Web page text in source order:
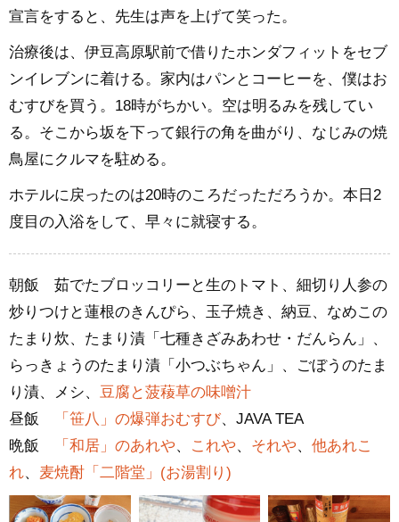
宣言をすると、先生は声を上げて笑った。
治療後は、伊豆高原駅前で借りたホンダフィットをセブ
ンイレブンに着ける。家内はパンとコーヒーを、僕はお
むすびを買う。18時がちかい。空は明るみを残してい
る。そこから坂を下って銀行の角を曲がり、なじみの焼
鳥屋にクルマを駐める。
ホテルに戻ったのは20時のころだっただろうか。本日2
度目の入浴をして、早々に就寝する。
朝飯 茹でたブロッコリーと生のトマト、細切り人参の
炒りつけと蓮根のきんぴら、玉子焼き、納豆、なめこの
たまり炊、たまり漬「七種きざみあわせ・だんらん」、
らっきょうのたまり漬「小つぶちゃん」、ごぼうのたま
り漬、メシ、 豆腐と菠薐草の味噌汁
昼飯
「笹八」の爆弾おむすび、JAVA TEA
晩飯
「和居」のあれや、 これや、 それや、 他あれこ
れ、 麦焼酎「二階堂」(お湯割り)